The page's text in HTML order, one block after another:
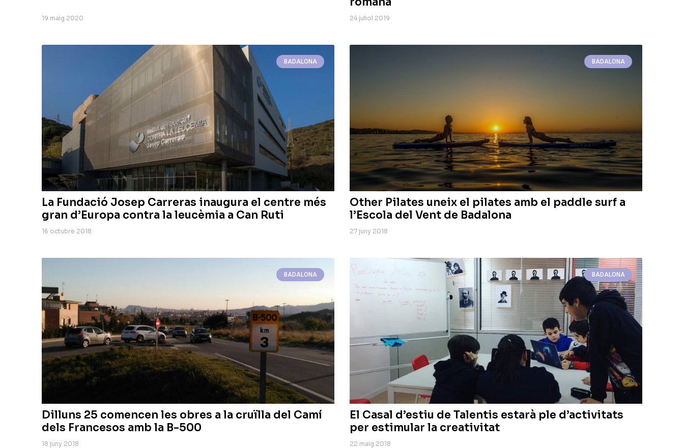
19 maig 2020 24 juliol 2019
BADALONA
La Fundació Josep Carreras inaugura el centre més
gran d’Europa contra la leucèmia a Can Ruti
16 octubre 2018
BADALONA
Other Pilates uneix el pilates amb el paddle surf a
l’Escola del Vent de Badalona
27 juny 2018
BADALONA
Dilluns 25 comencen les obres a la cruïlla del Camí
dels Francesos amb la B-500
18 juny 2018
BADALONA
El Casal d’estiu de Talentis estarà ple d’activitats
per estimular la creativitat
22 maig 2018